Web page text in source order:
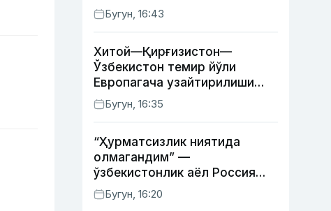
Бугун, 16:43
Хитой—Қирғизистон—
Ўзбекистон темир йўли
Европагача узайтирилиши
мумкин
Бугун, 16:35
“Ҳурматсизлик ниятида
олмагандим” —
ўзбекистонлик аёл Россия
давлат рамзлари туширилган
пояндоз ҳақида
Бугун, 16:20